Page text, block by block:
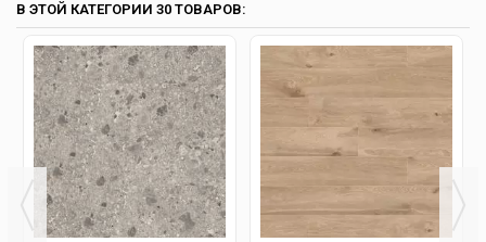
В ЭТОЙ КАТЕГОРИИ 30 ТОВАРОВ: